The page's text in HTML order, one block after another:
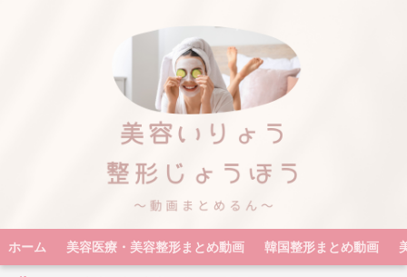
ホーム 美容医療・美容整形まとめ動画 韓国整形まとめ動画